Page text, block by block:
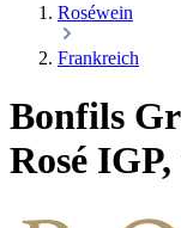
Roséwein
Frankreich
Bonfils
Rosé